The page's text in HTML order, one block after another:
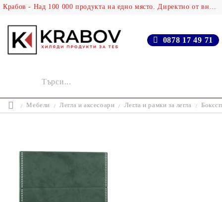
Крабов - Над 100 000 продукта на едно място. Директно от вносителя!
0878 17 49 71
Мебели Легла и аксесоари Легла и рамки за легла